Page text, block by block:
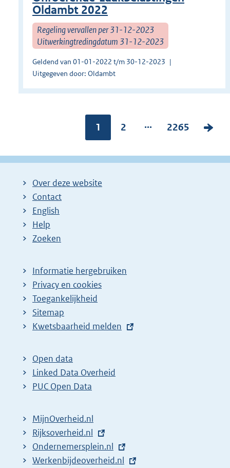
Oldambt 2022
Regeling vervallen per 31-12-2023
Uitwerkingtredingdatum 31-12-2023
Geldend van 01-01-2022 t/m 30-12-2023
Uitgegeven door: Oldambt
Pagina:
1
P
g
2 ...
P
g
2265
V
l
Over deze website
Contact
English
Help
Zoeken
Informatie hergebruiken
Privacy en cookies
Toegankelijkheid
Sitemap
E
t
e
r
l
i
n
k
Kwetsbaarheid melden
Open data
Linked Data Overheid
PUC Open Data
MijnOverheid.nl
E
x
t
Rijksoverheid.nl
E
x
Ondernemersplein.nl
E
Werkenbijdeoverheid.nl